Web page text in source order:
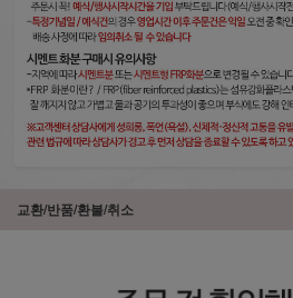
교환/반품/환불/취소